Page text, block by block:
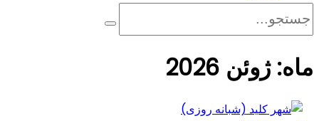
ماه: ژوئن 2026